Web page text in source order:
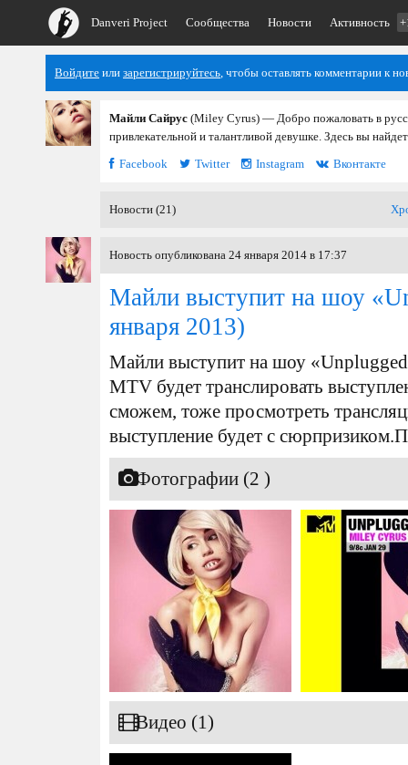
Danveri Project Сообщества Новости Активность
Войдите или зарегистрируйтесь, чтобы оставлять комментарии к
Майли Сайрус (Miley Cyrus) — Добро пожаловать в
привлекательной и талантливой девушке. Здесь вы
Facebook
Twitter Instagram Вконтакте
Новости (21)
Новость опубликована 24 января 2014 в 17:37
Майли выступит на шоу
января 2013)
Майли выступит на шоу
MTV будет транслировать
сможем, тоже просмотреть
выступление будет с
Фотографии (2 )
Видео (1)